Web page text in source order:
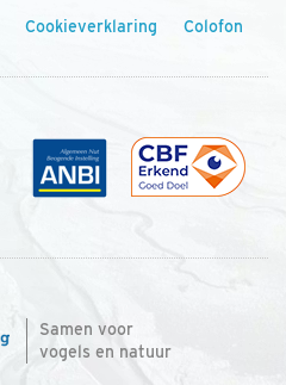
Cookieverklaring Colofon
Samen voor
vogels en natuur